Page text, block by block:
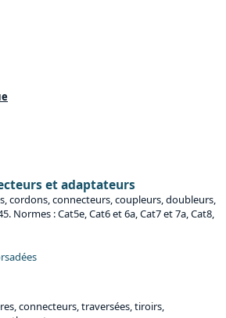
et adaptateurs
cordons, connecteurs, coupleurs, doubleurs,
Normes : Cat5e, Cat6 et 6a, Cat7 et 7a, Cat8,
connecteurs, traversées, tiroirs,